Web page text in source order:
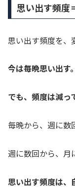
思い出す頻度
思い出す頻度を、
今は毎晩思い出す。
でも、頻度は減っ
毎晩から、週に数
週に数回から、月
思い出す頻度は、